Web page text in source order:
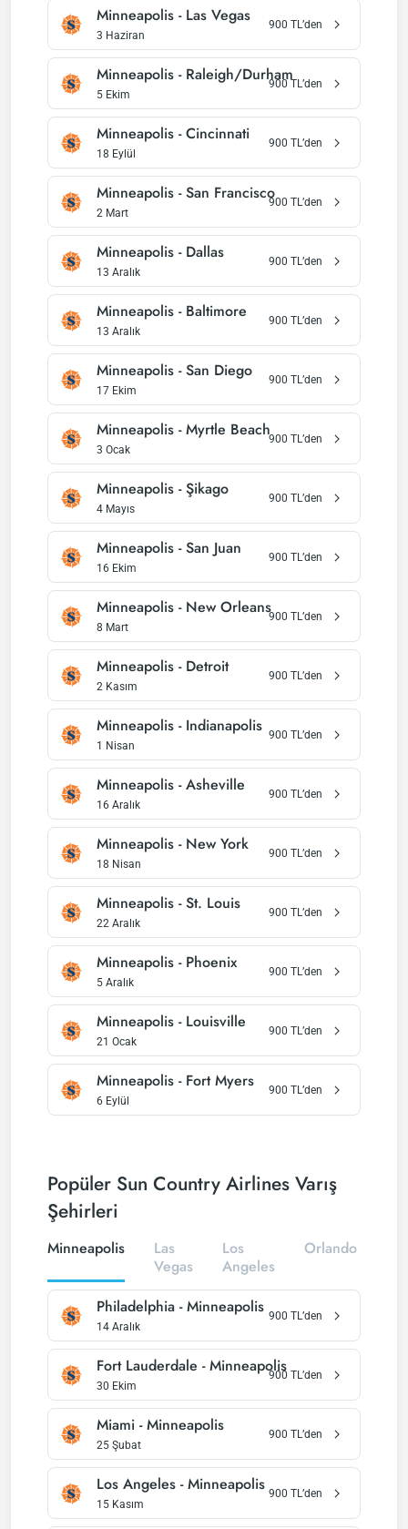
Minneapolis - Las Vegas
3 Haziran
900 TL’den
Minneapolis - Raleigh/Durham
5 Ekim
900TL’den
Minneapolis -Cincinnati
18 Eylül
900 TL’den
Minneapolis -San Francisco
2 Mart
900 TL’den
Minneapolis - Dallas
13 Aralık
900 TL’den
Minneapolis - Baltimore
13 Aralık
900 TL’den
Minneapolis -San Diego
17 Ekim
900 TL’den
Minneapolis -Myrtle Beach
3 Ocak
900 TL’den
Minneapolis -Şikago
4 Mayıs
900 TL’den
Minneapolis -San Juan
16 Ekim
900 TL’den
Minneapolis - New Orleans
8 Mart
900 TL’den
Minneapolis - Detroit
2 Kasım
900 TL’den
Minneapolis - Indianapolis
1 Nisan
900 TL’den
Minneapolis -Asheville
16 Aralık
900 TL’den
Minneapolis - New York
18 Nisan
900 TL’den
Minneapolis -St. Louis
22 Aralık
900 TL’den
Minneapolis - Phoenix
5 Aralık
900 TL’den
Minneapolis - Louisville
21 Ocak
900 TL’den
Minneapolis - Fort Myers
6 Eylül
900 TL’den
Popüler Sun Country Airlines Varış
Şehirleri
Minneapolis
Las
Vegas
Los
Angeles
Orlando
Philadelphia -Minneapolis
14 Aralık
900 TL’den
Fort Lauderdale -Minneapolis
30 Ekim
900 TL’den
Miami -Minneapolis
25 Şubat
900 TL’den
Los Angeles -Minneapolis
15 Kasım
900 TL’den